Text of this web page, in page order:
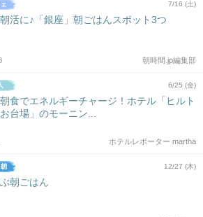
7/16 (土)
活に♪「銀座」朝ごはんスポット3つ
朝時間.jp編集部
6/25 (金)
食でエネルギーチャージ！ホテル「ヒルト
台場」のモーニン...
ホテルレポーター martha
12/27 (木)
朝ごはん